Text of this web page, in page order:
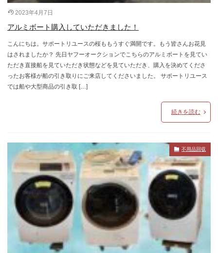
2023年4月7日
アルミボート購入していただきました！
こんにちは。サポートリユースの桜ももうすぐ満開です。もう皆さんお花見
はされましたか？ 先日ヤフーオークションでこちらのアルミボートを見てい
ただき直接船を見ていただき状態などを見ていただき、購入を決めてくださ
ったお客様が船の引き取りにご来店してくださいました。 サポートリユース
では船や大型商品の引き取 […]
続きを読む
不用品回収